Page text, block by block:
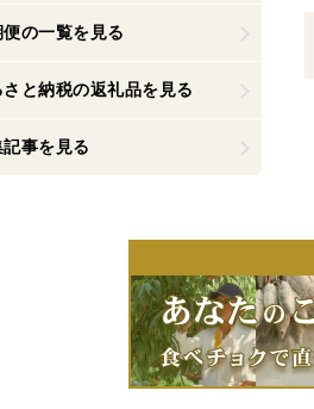
便の一覧を見る
さと納税の返礼品を見る
事を見る